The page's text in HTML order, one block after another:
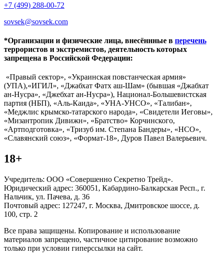
+7 (499) 288-00-72
sovsek@sovsek.com
*Организации и физические лица, внесённные в перечень
террористов и экстремистов, деятельность которых
запрещена в Российской Федерации:
«Правый сектор», «Украинская повстанческая армия»
(УПА),«ИГИЛ», «Джабхат Фатх аш-Шам» (бывшая «Джабхат
ан-Нусра», «Джебхат ан-Нусра»), Национал-Большевистская
партия (НБП), «Аль-Каида», «УНА-УНСО», «Талибан»,
«Меджлис крымско-татарского народа», «Свидетели Иеговы»,
«Мизантропик Дивижн», «Братство» Корчинского,
«Артподготовка», «Тризуб им. Степана Бандеры», «НСО»,
«Славянский союз», «Формат-18», Дуров Павел Валерьевич.
18+
Учредитель: ООО «Совершенно Секретно Трейд».
Юридический адрес: 360051, Кабардино-Балкарская Респ., г.
Нальчик, ул. Пачева, д. 36
Почтовый адрес: 127247, г. Москва, Дмитровское шоссе, д.
100, стр. 2
Все права защищены. Копирование и использование
материалов запрещено, частичное цитирование возможно
только при условии гиперссылки на сайт.